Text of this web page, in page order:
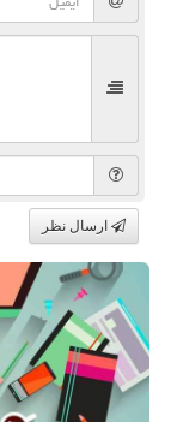
ارسال نظر